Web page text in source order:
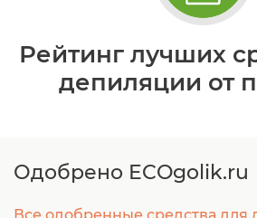
Рейтинг лучших
депиляции от
Одобрено ECOgolik.ru